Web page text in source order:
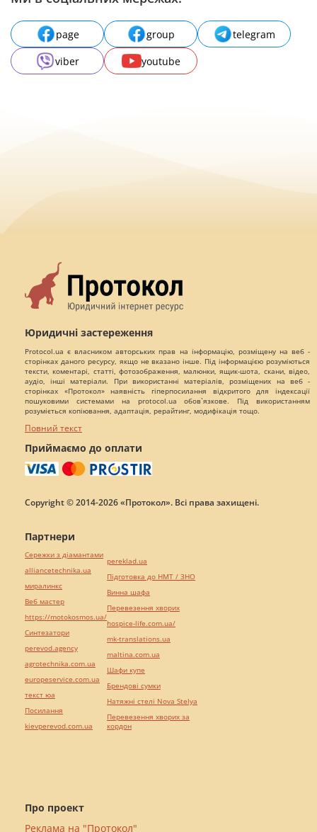
page group
telegram
viber
youtube
Юридичні застереження
Protocol.ua є власником авторських прав на інформацію, розміщену на веб -
сторінках даного ресурсу, якщо не вказано інше. Під інформацією розуміються
тексти, коментарі, статті, фотозображення, малюнки, ящик-шота, скани, відео,
аудіо, інші матеріали. При використанні матеріалів, розміщених на веб -
сторінках «Протокол» наявність гіперпосилання відкритого для індексації
пошуковими системами на protocol.ua обов`язкове. Під використанням
розуміється копіювання, адаптація, рерайтинг, модифікація тощо.
Повний текст
Приймаємо до оплати
Copyright © 2014-2026 «Протокол». Всі права захищені.
Про проект
Реклама на "Протокол"
Партнери
Сережки з діамантами
alliancetechnika.ua
миралинкс
Веб мастер
https://motokosmos.ua/
Синтезатори
perevod.agency
agrotechnika.com.ua
europeservice.com.ua
текст юа
Посилання
kievperevod.com.ua
pereklad.ua
Підготовка до НМТ / ЗНО
Винна шафа
Перевезення хворих
hospice-life.com.ua/
mk-translations.ua
maltina.com.ua
Шафи купе
Брендові сумки
Натяжні стелі Nova Stelya
Перевезення хворих за
кордон